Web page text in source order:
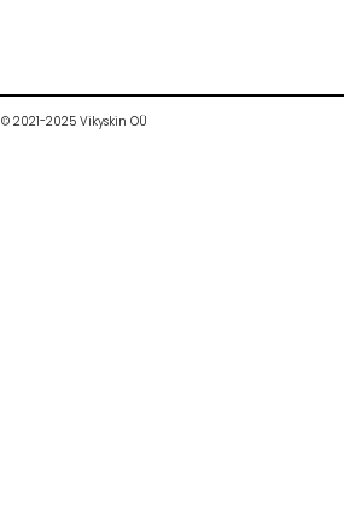
© 2021-2025 Vikyskin OÜ